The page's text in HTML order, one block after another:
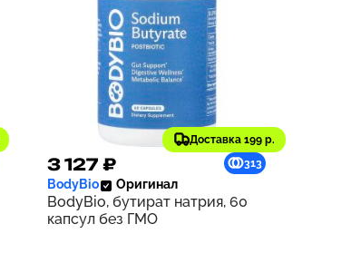
Доставка 199 р.
3 127 ₽ 313
BodyBio Оригинал
BodyBio, бутират натрия, 60
капсул без ГМО